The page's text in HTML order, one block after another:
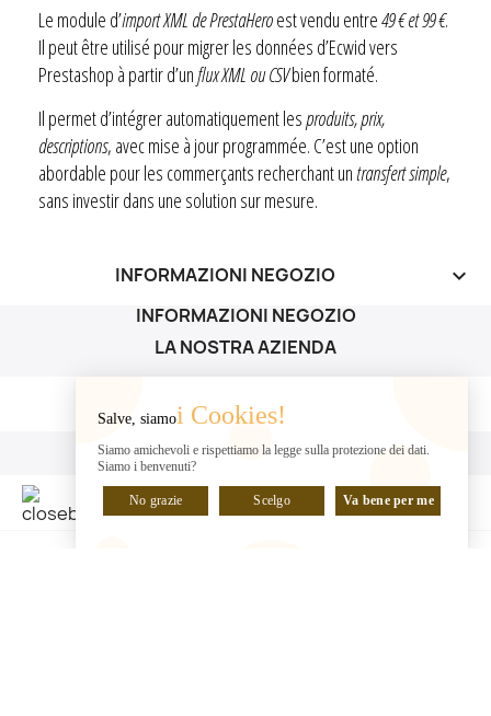
Le module d’import XML de PrestaHeroest vendu entre49 € et 99 €.
Il peut être utilisé pour migrer les données d’Ecwid vers
Prestashop à partir d’unflux XML ou CSVbien formaté.
Il permet d’intégrer automatiquement lesproduits, prix,
descriptions, avec mise à jour programmée. C’est une option
abordable pour les commerçants recherchant untransfert simple,
sans investir dans une solution sur mesure.
INFORMAZIONI NEGOZIO keyboard_arrow_down
INFORMAZIONI NEGOZIO
LA NOSTRA AZIENDA
LA NOSTRA AZIENDA
IL TUO ACCOUNT
IL TUO ACCOUNT
Salve, siamoi Cookies!
Siamo amichevoli e rispettiamo la legge sulla protezione dei dati.
Siamo i benvenuti?
No grazie Scelgo Va bene per me
CHATTA CON NOI